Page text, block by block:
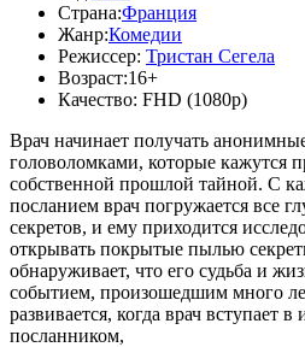
Страна:Франция
Жанр:Комедии
Режиссер: Тристан Сегела
Возраст:16+
Качество: FHD (1080p)
Врач начинает получать
головоломками, которые кажутся
собственной прошлой тайной. С
посланием врач погружается все
секретов, и ему приходится
открывать покрытые пылью
обнаруживает, что его судьба и
событием, произошедшим много
развивается, когда врач вступает
посланником,